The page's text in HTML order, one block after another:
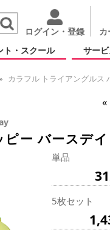
ログイン・登録 カ
ト・スクール サー
カラフル トライアングルス
ー バースデ
単品
5枚セット